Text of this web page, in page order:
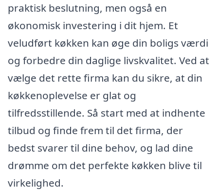
praktisk beslutning, men også en
økonomisk investering i dit hjem. Et
veludført køkken kan øge din boligs værdi
og forbedre din daglige livskvalitet. Ved at
vælge det rette firma kan du sikre, at din
køkkenoplevelse er glat og
tilfredsstillende. Så start med at indhente
tilbud og finde frem til det firma, der
bedst svarer til dine behov, og lad dine
drømme om det perfekte køkken blive til
virkelighed.